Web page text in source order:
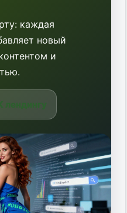
каждая
новый
и
лендингу